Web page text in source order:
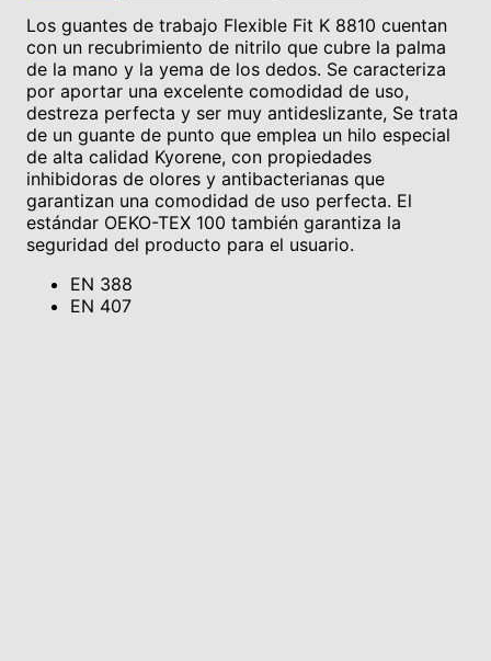
Los guantes de trabajo Flexible Fit K 8810 cuentan
con un recubrimiento de nitrilo que cubre la palma
de la mano y la yema de los dedos. Se caracteriza
por aportar una excelente comodidad de uso,
destreza perfecta y ser muy antideslizante, Se trata
de un guante de punto que emplea un hilo especial
de alta calidad Kyorene, con propiedades
inhibidoras de olores y antibacterianas que
garantizan una comodidad de uso perfecta. El
estándar OEKO-TEX 100 también garantiza la
seguridad del producto para el usuario.
EN 388
EN 407